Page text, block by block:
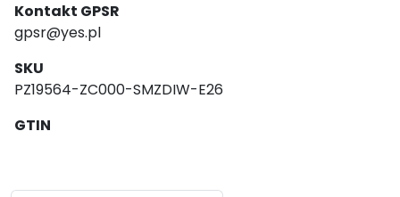
Kontakt GPSR
gpsr@yes.pl
SKU
PZ19564-ZC000-SMZDIW-E26
GTIN